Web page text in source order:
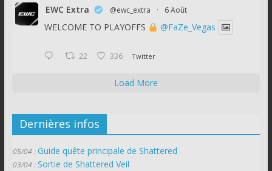
EWC Extra @ewc_extra · 6 Août
WELCOME TO PLAYOFFS @FaZe_Vegas
22 336 Twitter
Load More
Dernières infos
05/04 : Guide quête principale de Shattered
03/04 : Sortie de Shattered Veil